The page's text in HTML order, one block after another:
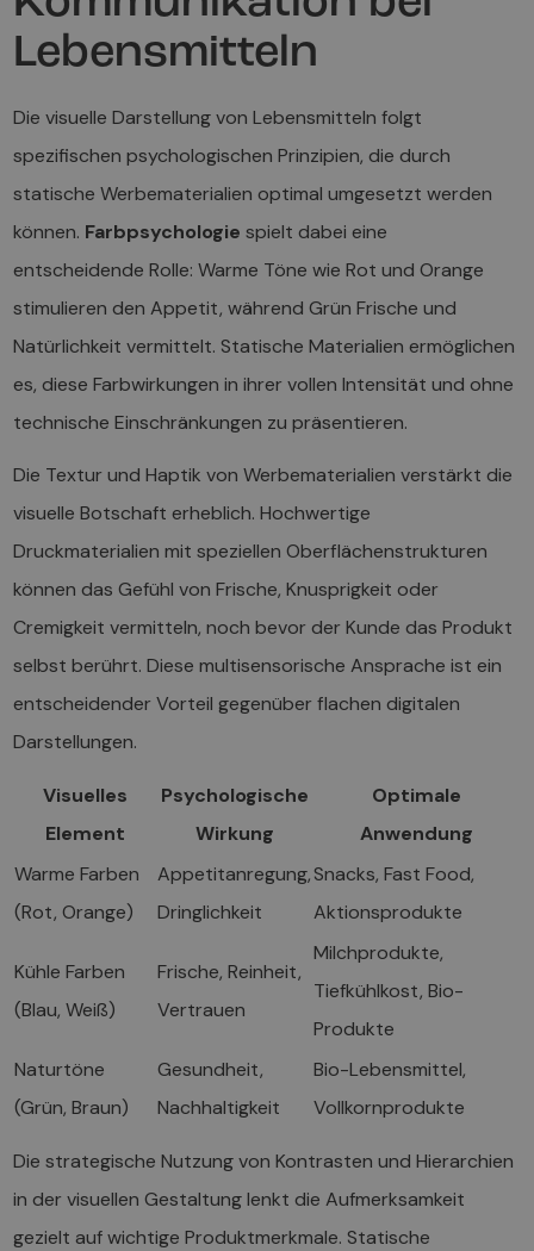
Lebensmitteln
Die visuelle Darstellung von Lebensmitteln folgt
spezifischen psychologischen Prinzipien, die durch
statische Werbematerialien optimal umgesetzt werden
können. Farbpsychologie spielt dabei eine
entscheidende Rolle: Warme Töne wie Rot und Orange
stimulieren den Appetit, während Grün Frische und
Natürlichkeit vermittelt. Statische Materialien ermöglichen
es, diese Farbwirkungen in ihrer vollen Intensität und ohne
technische Einschränkungen zu präsentieren.
Die Textur und Haptik von Werbematerialien verstärkt die
visuelle Botschaft erheblich. Hochwertige
Druckmaterialien mit speziellen Oberflächenstrukturen
können das Gefühl von Frische, Knusprigkeit oder
Cremigkeit vermitteln, noch bevor der Kunde das Produkt
selbst berührt. Diese multisensorische Ansprache ist ein
entscheidender Vorteil gegenüber flachen digitalen
Darstellungen.
Visuelles
Element
Psychologische
Wirkung
Optimale
Anwendung
Warme Farben
(Rot, Orange)
Appetitanregung,
Dringlichkeit
Snacks, Fast Food,
Aktionsprodukte
Kühle Farben
(Blau, Weiß)
Frische, Reinheit,
Vertrauen
Milchprodukte,
Tiefkühlkost, Bio-
Produkte
Naturtöne
(Grün, Braun)
Gesundheit,
Nachhaltigkeit
Bio-Lebensmittel,
Vollkornprodukte
Die strategische Nutzung von Kontrasten und Hierarchien
in der visuellen Gestaltung lenkt die Aufmerksamkeit
gezielt auf wichtige Produktmerkmale. Statische